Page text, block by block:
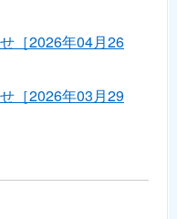
［2026年04月26
［2026年03月29